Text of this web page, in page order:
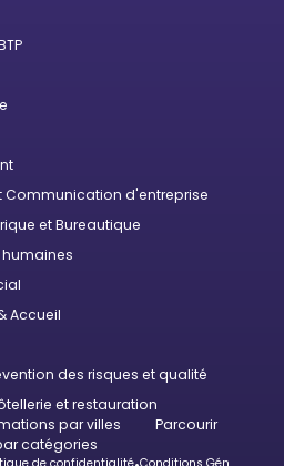
Communication d'entreprise
et Bureautique
Accueil
des risques et qualité
et restauration
par villes
Parcourir
catégories